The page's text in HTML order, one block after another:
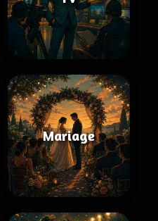
Mariage